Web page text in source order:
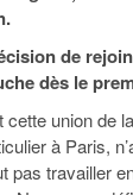
de
dès le
cette union de
à Paris,
pas travailler